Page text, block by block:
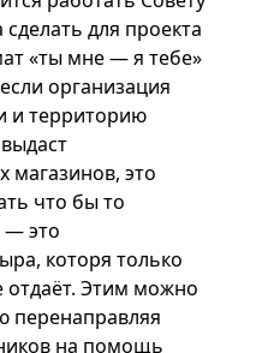
для проекта
«ты мне — я тебе»
организация
и территорию
магазинов, это
что бы то
— это
которя только
отдаёт. Этим можно
перенаправляя
на помощь